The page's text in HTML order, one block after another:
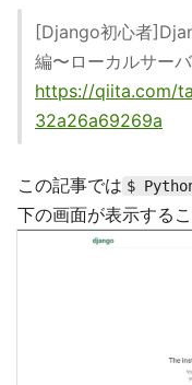
[Django初心者
編〜ローカルサー
https://qiita.com/
32a26a69269a
この記事では $
下の画面が表示する